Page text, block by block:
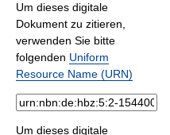
Um dieses digitale
Dokument zu zitieren,
verwenden Sie bitte
folgenden Uniform
Resource Name (URN)
Um dieses digitale